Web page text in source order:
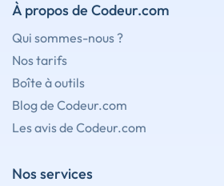
À propos de Codeur.com
Qui sommes-nous ?
Nos tarifs
Boîte à outils
Blog de Codeur.com
Les avis de Codeur.com
Nos services